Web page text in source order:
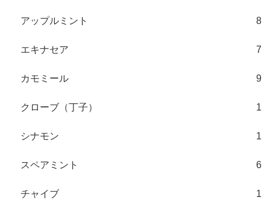
アップルミント 8
エキナセア 7
カモミール 9
クローブ（丁子） 1
シナモン 1
スペアミント 6
チャイブ 1